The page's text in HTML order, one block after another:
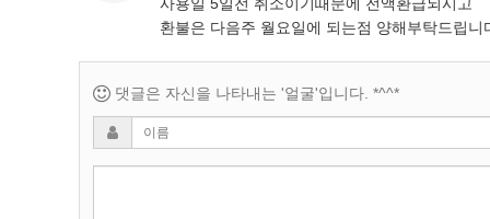
환불은 다음주 월요일에 되는점 양해부탁드립니
댓글은 자신을 나타내는 '얼굴'입니다. *^^*